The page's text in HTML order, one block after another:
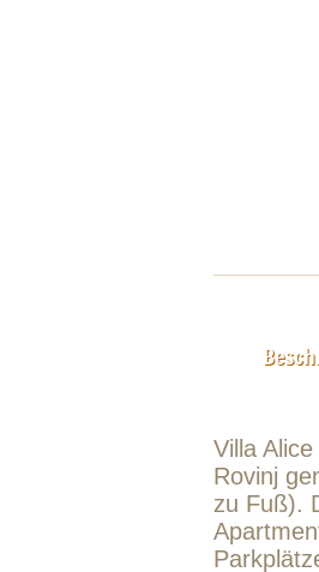
Villa
Rovinj
zu Fuß).